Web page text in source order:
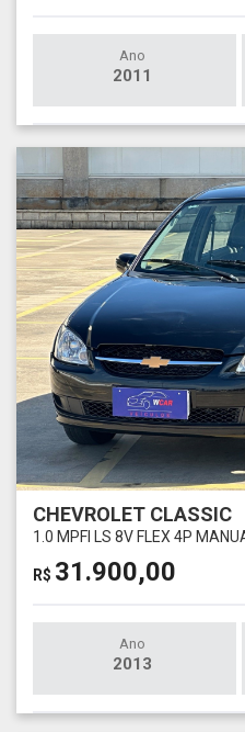
Ano
2011
CHEVROLET CLASSIC
1.0 MPFI LS 8V FLEX 4P
R$ 31.900,00
Ano
2013